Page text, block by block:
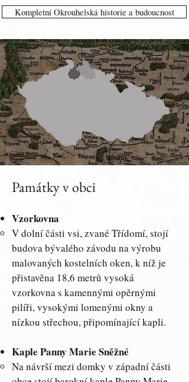
Kompletní Okrouhelská historie a budoucnost
Památky v obci
Vzorkovna
V dolní části vsi, zvané Třídomí, stojí
budova bývalého závodu na výrobu
malovaných kostelních oken, k níž je
přistavěna 18,6 metrů vysoká
vzorkovna s kamennými opěrnými
pilíři, vysokými lomenými okny a
nízkou střechou, připomínající kapli.
Kaple Panny Marie Sněžné
Na návrší mezi domky v západní části